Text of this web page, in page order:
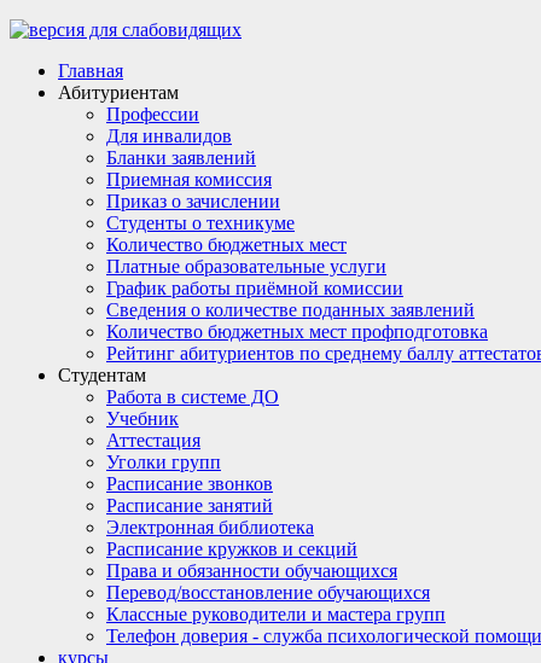
Главная
Абитуриентам
Профессии
Для инвалидов
Бланки заявлений
Приемная комиссия
Приказ о зачислении
Студенты о техникуме
Количество бюджетных мест
Платные образовательные услуги
График работы приёмной комиссии
Сведения о количестве поданных заявлений
Количество бюджетных мест профподготовка
Рейтинг абитуриентов по среднему баллу
Студентам
Работа в системе ДО
Учебник
Аттестация
Уголки групп
Расписание звонков
Расписание занятий
Электронная библиотека
Расписание кружков и секций
Права и обязанности обучающихся
Перевод/восстановление обучающихся
Классные руководители и мастера групп
Телефон доверия - служба психологической помощи
курсы